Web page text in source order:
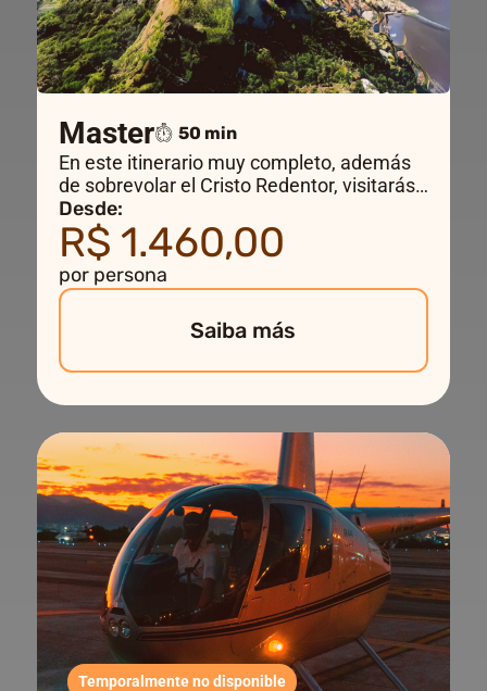
Master 50 min
En este itinerario muy completo, además
de sobrevolar el Cristo Redentor, visitarás
los principales atractivos turísticos de Rio
de Janeiro, cruzando la Bahía de
Guanabara hasta Niterói, sobrevolando el
Estadio de Maracanã y las playas salvajes
del oeste de la ciudad.
Desde:
R$ 1.460,00
por persona
Saiba más
Temporalmente no disponible